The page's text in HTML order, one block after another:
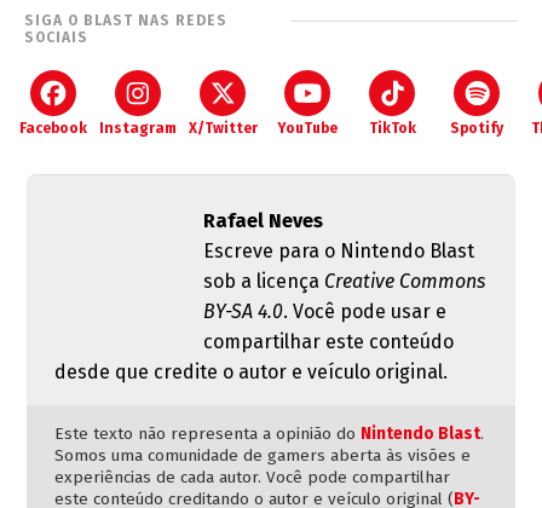
SIGA O BLAST NAS REDES
SOCIAIS
Facebook Instagram X/Twitter YouTube TikTok Spotify
Rafael Neves
Escreve para o Nintendo Blast
sob a licença Creative Commons
BY-SA 4.0. Você pode usar e
compartilhar este conteúdo
desde que credite o autor e veículo original.
Este texto não representa a opinião do Nintendo Blast.
Somos uma comunidade de gamers aberta às visões e
experiências de cada autor. Você pode compartilhar
este conteúdo creditando o autor e veículo original (BY-